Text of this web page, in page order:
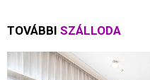
TOVÁBBI SZÁLLODA